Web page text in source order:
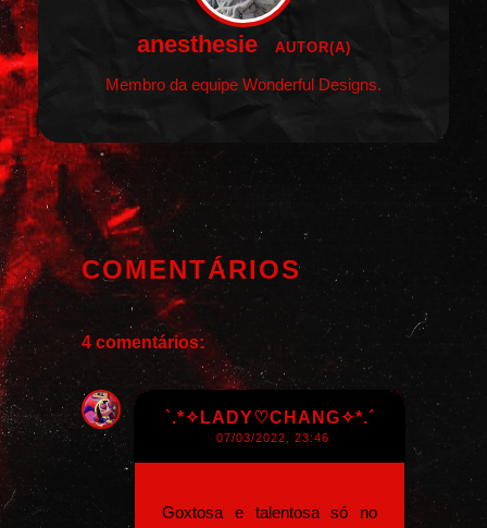
anesthesie AUTOR(A)
Membro da equipe Wonderful Designs.
COMENTÁRIOS
4 comentários:
`.*✧LADY♡CHANG✧*.´
07/03/2022, 23:46
Goxtosa e talentosa só no